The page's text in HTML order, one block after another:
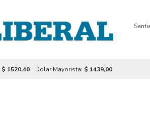
$ 1520,40 Dolar Mayorista: $ 1439,00